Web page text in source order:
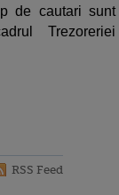
de cautari sunt
Trezoreriei
RSS Feed